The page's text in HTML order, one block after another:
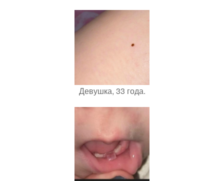
Девушка, 33 года.